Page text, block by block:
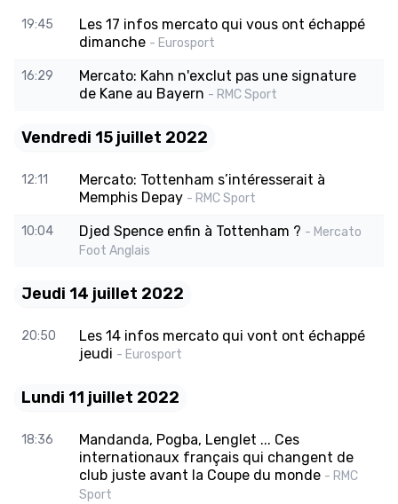
19:45
Les 17 infos mercato qui vous ont échappé
dimanche - Eurosport
16:29
Mercato: Kahn n'exclut pas une signature
de Kane au Bayern - RMC Sport
Vendredi 15 juillet 2022
12:11
Mercato: Tottenham s’intéresserait à
Memphis Depay - RMC Sport
10:04 Djed Spence enfin à Tottenham ? - Mercato
Foot Anglais
Jeudi 14 juillet 2022
20:50
Les 14 infos mercato qui vont ont échappé
jeudi - Eurosport
Lundi 11 juillet 2022
18:36
Mandanda, Pogba, Lenglet ... Ces
internationaux français qui changent de
club juste avant la Coupe du monde - RMC
Sport